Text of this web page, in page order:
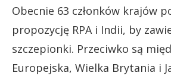
Obecnie 63 członków krajów
propozycję RPA i Indii, by
szczepionki. Przeciwko są
Europejska, Wielka Brytania i